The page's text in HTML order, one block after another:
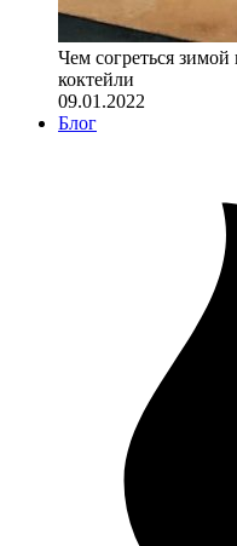
Чем согреться
коктейли
09.01.2022
Блог